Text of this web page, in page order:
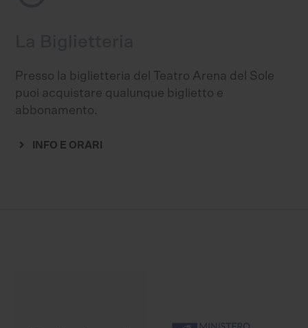
Presso la biglietteria del Teatro Arena del Sole
puoi acquistare qualunque biglietto e
abbonamento.
INFO E ORARI